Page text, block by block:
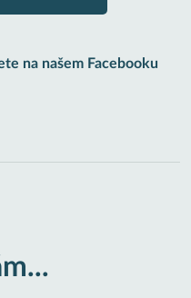
na našem Facebooku